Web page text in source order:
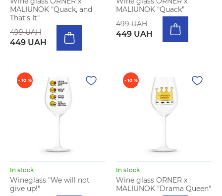
MALIUNOK "Quack, and
That’s It"
499 UAH
449 UAH
MALIUNOK "Quack"
499 UAH
449 UAH
- 10 %
In stock
Wineglass "We will not
give up!"
- 10 %
In stock
Wine glass ORNER x
MALIUNOK "Drama Queen"